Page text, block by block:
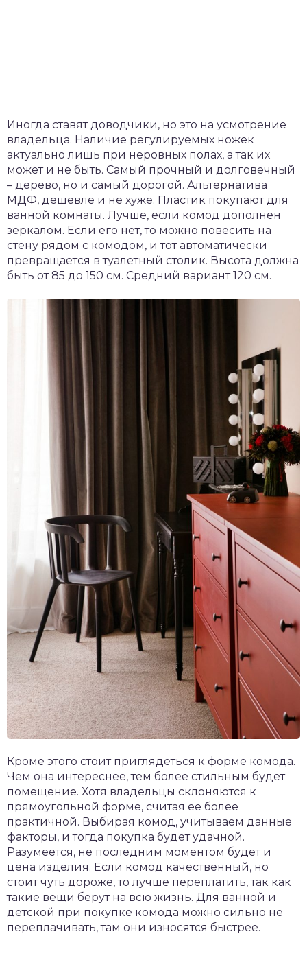
Иногда ставят доводчики, но это на усмотрение
владельца. Наличие регулируемых ножек
актуально лишь при неровных полах, а так их
может и не быть. Самый прочный и долговечный
– дерево, но и самый дорогой. Альтернатива
МДФ, дешевле и не хуже. Пластик покупают для
ванной комнаты. Лучше, если комод дополнен
зеркалом. Если его нет, то можно повесить на
стену рядом с комодом, и тот автоматически
превращается в туалетный столик. Высота должна
быть от 85 до 150 см. Средний вариант 120 см.
Кроме этого стоит приглядеться к форме комода.
Чем она интереснее, тем более стильным будет
помещение. Хотя владельцы склоняются к
прямоугольной форме, считая ее более
практичной. Выбирая комод, учитываем данные
факторы, и тогда покупка будет удачной.
Разумеется, не последним моментом будет и
цена изделия. Если комод качественный, но
стоит чуть дороже, то лучше переплатить, так как
такие вещи берут на всю жизнь. Для ванной и
детской при покупке комода можно сильно не
переплачивать, там они износятся быстрее.